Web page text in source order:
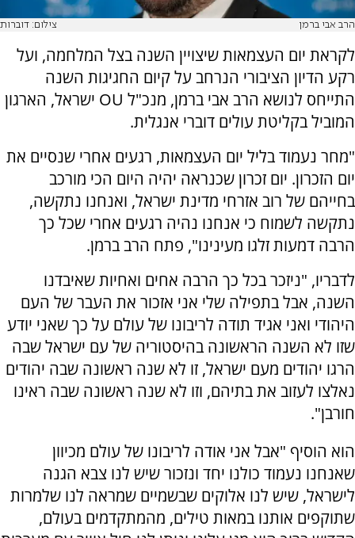
הרב אבי ברמן צילום: דוברות
לקראת יום העצמאות שיצויין השנה בצל המלחמה, ועל
רקע הדיון הציבורי הנרחב על קיום החגיגות השנה
התייחס לנושא הרב אבי ברמן, מנכ"ל OU ישראל, הארגון
המוביל בקליטת עולים דוברי אנגלית.
"מחר נעמוד בליל יום העצמאות, רגעים אחרי שנסיים את
יום הזכרון. יום זכרון שכנראה יהיה היום הכי מורכב
בחייהם של רוב אזרחי מדינת ישראל, ואנחנו נתקשה,
נתקשה לשמוח כי אנחנו נהיה רגעים אחרי שכל כך
הרבה דמעות זלגו מעינינו", פתח הרב ברמן.
לדבריו, "ניזכר בכל כך הרבה אחים ואחיות שאיבדנו
השנה, אבל בתפילה שלי אני אזכור את העבר של העם
היהודי ואני אגיד תודה לריבונו של עולם על כך שאני יודע
שזו לא השנה הראשונה בהיסטוריה של עם ישראל שבה
הרגו יהודים מעם ישראל, זו לא שנה ראשונה שבה יהודים
נאלצו לעזוב את בתיהם, וזו לא שנה ראשונה שבה ראינו
חורבן".
הוא הוסיף "אבל אני אודה לריבונו של עולם מכיוון
שאנחנו נעמוד כולנו יחד ונזכור שיש לנו צבא הגנה
לישראל, שיש לנו אלוקים שבשמיים שמראה לנו שלמרות
שתוקפים אותנו במאות טילים, מהמתקדמים בעולם,